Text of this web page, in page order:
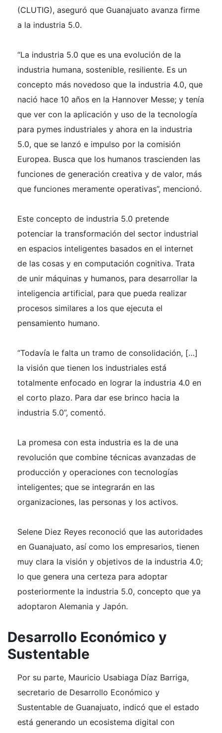
(CLUTIG), aseguró que Guanajuato avanza firme
a la industria 5.0.
“La industria 5.0 que es una evolución de la
industria humana, sostenible, resiliente. Es un
concepto más novedoso que la industria 4.0, que
nació hace 10 años en la Hannover Messe; y tenía
que ver con la aplicación y uso de la tecnología
para pymes industriales y ahora en la industria
5.0, que se lanzó e impulso por la comisión
Europea. Busca que los humanos trascienden las
funciones de generación creativa y de valor, más
que funciones meramente operativas”, mencionó.
Este concepto de industria 5.0 pretende
potenciar la transformación del sector industrial
en espacios inteligentes basados en el internet
de las cosas y en computación cognitiva. Trata
de unir máquinas y humanos, para desarrollar la
inteligencia artificial, para que pueda realizar
procesos similares a los que ejecuta el
pensamiento humano.
“Todavía le falta un tramo de consolidación, […]
la visión que tienen los industriales está
totalmente enfocado en lograr la industria 4.0 en
el corto plazo. Para dar ese brinco hacia la
industria 5.0”, comentó.
La promesa con esta industria es la de una
revolución que combine técnicas avanzadas de
producción y operaciones con tecnologías
inteligentes; que se integrarán en las
organizaciones, las personas y los activos.
Selene Diez Reyes reconoció que las autoridades
en Guanajuato, así como los empresarios, tienen
muy clara la visión y objetivos de la industria 4.0;
lo que genera una certeza para adoptar
posteriormente la industria 5.0, concepto que ya
adoptaron Alemania y Japón.
Desarrollo Económico y
Sustentable
Por su parte, Mauricio Usabiaga Díaz Barriga,
secretario de Desarrollo Económico y
Sustentable de Guanajuato, indicó que el estado
está generando un ecosistema digital con